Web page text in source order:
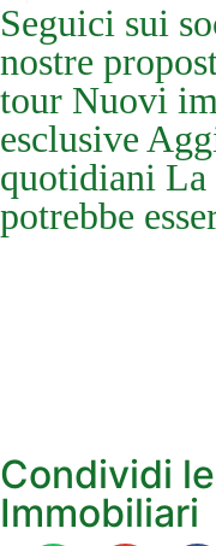
Seguici sui
nostre
tour Nuovi
esclusive
quotidiani La
potrebbe
Condividi
Immobiliari